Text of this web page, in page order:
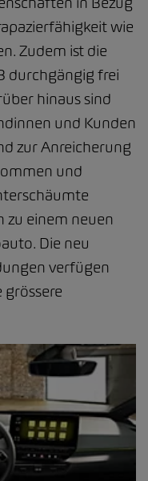
wie
Zudem ist die
durchgängig frei
hinaus sind
und Kunden
zur Anreicherung
und
zu einem neuen
Die neu
verfügen